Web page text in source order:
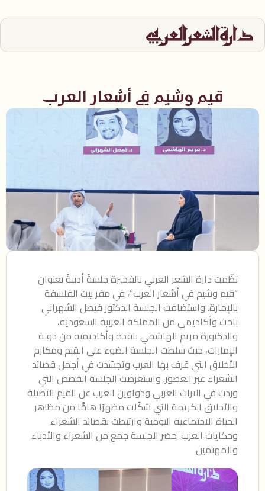
قيم وشيم في أشعار العرب
نظّمت دارة الشعر العربي بالفجيرة جلسةً أدبيةً بعنوان
“قيم وشيم في أشعار العرب”، في مقر بيت الفلسفة
بالإمارة. واستضافت الجلسة الدكتور فيصل الشهراني
باحث وأكاديمي من المملكة العربية السعودية،
والدكتورة مريم الهاشمي ناقدة وأكاديمية من دولة
الإمارات، حيث سلطت الجلسة الضوء على القيم ومكارم
الأخلاق التي عُرف بها العرب وتجسّدت في أجمل قصائد
الشعراء عبر العصور. واستعرضت الجلسة القصص التي
وردت في التراث العربي ودواوين العرب عن القيم الأصيلة
والأخلاق الكريمة التي شكّلت مظهرًا هامًّا من مظاهر
الحياة الاجتماعية اليومية وارتبطت بقصائد الشعراء
وحكايات العرب. حضر الجلسة جمع من الشعراء والأدباء
والمهتمين